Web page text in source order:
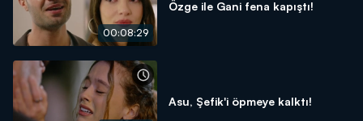
00:08:29
Özge ile Gani fena kapıştı!
Asu, Şefik'i öpmeye kalktı!